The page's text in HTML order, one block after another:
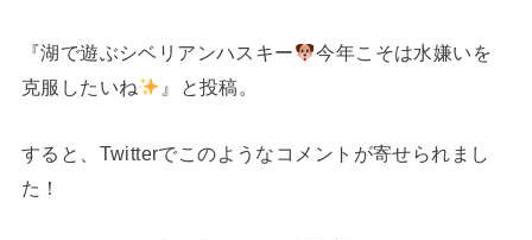
『湖で遊ぶシベリアンハスキー
今年こそは水嫌いを
克服したいね
』と投稿。
すると、Twitterでこのようなコメントが寄せられまし
た！